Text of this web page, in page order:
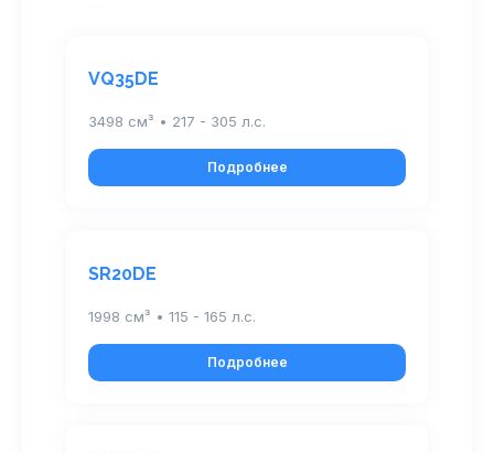
VQ35DE
3498 см³ • 217 - 305 л.с.
Подробнее
SR20DE
1998 см³ • 115 - 165 л.с.
Подробнее